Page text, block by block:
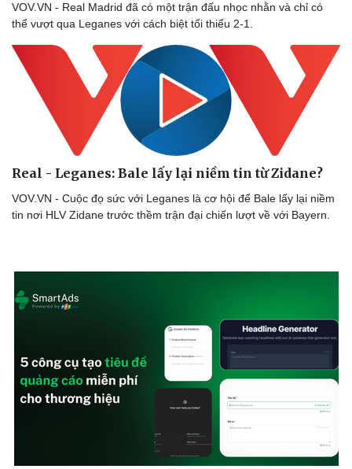
Sức khỏe
Sản phụ khoa
Đời sống
Nhà đẹp
Blog
Tình yêu - Gia đình
VOV.VN - Real Madrid đã có một trận đấu nhọc nhằn và chỉ có
thể vượt qua Leganes với cách biệt tối thiểu 2-1.
Real - Leganes: Bale lấy lại niềm tin từ Zidane?
VOV.VN - Cuộc đọ sức với Leganes là cơ hội để Bale lấy lại niềm
tin nơi HLV Zidane trước thềm trận đại chiến lượt về với Bayern.